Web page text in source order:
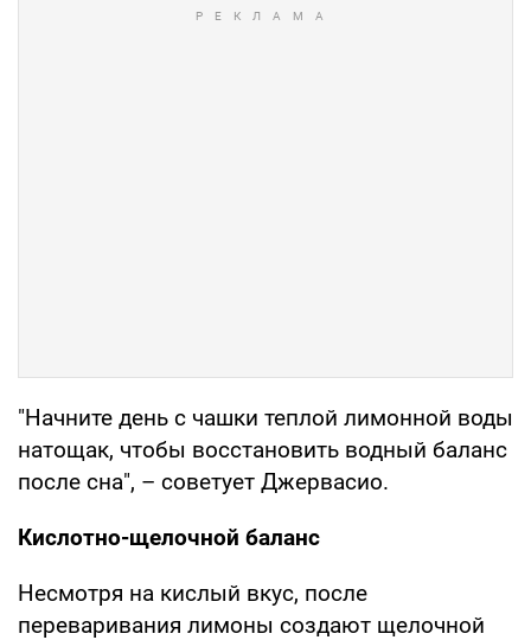
"Начните день с чашки теплой лимонной воды
натощак, чтобы восстановить водный баланс
после сна", – советует Джервасио.
Кислотно-щелочной баланс
Несмотря на кислый вкус, после
переваривания лимоны создают щелочной